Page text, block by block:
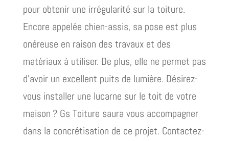
pour obtenir une irrégularité sur la toiture.
Encore appelée chien-assis, sa pose est plus
onéreuse en raison des travaux et des
matériaux à utiliser. De plus, elle ne permet pas
d’avoir un excellent puits de lumière. Désirez-
vous installer une lucarne sur le toit de votre
maison ? Gs Toiture saura vous accompagner
dans la concrétisation de ce projet. Contactez-